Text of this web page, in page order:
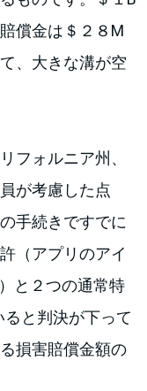
償金は＄２８M
、大きな溝が空
フォルニア州、
が考慮した点
手続きですでに
（アプリのアイ
と２つの通常特
と判決が下って
損害賠償金額の